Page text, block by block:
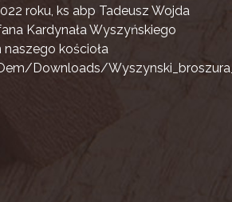
roku, ks abp Tadeusz Wojda
Kardynała Wyszyńskiego
kościoła
Downloads/